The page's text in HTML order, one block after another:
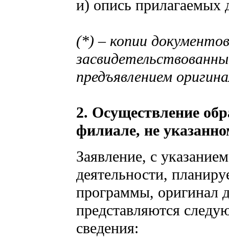
и) опись прилагаемых
(*) – копии
предъявлением
2. Осуществление
филиале, не
Заявление, с
деятельности,
программы, оригинал
представляются
сведения: